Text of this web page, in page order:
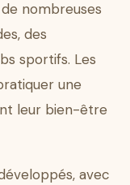
nombreuses
des
sportifs. Les
une
leur bien-être
avec